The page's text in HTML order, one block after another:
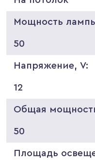
Мощность
50
Напряжение, V:
12
Общая
50
Площадь